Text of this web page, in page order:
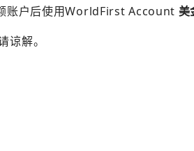
账户后使用WorldFirst Account 美
解。